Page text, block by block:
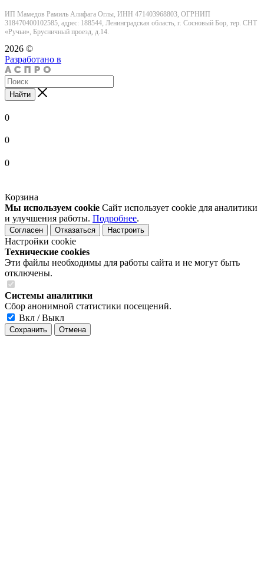
ИП Мамедов Рамиль Алифага Оглы, ИНН 471403968803, ОГРНИП
318470400102585, адрес: 188544, Ленинградская область, г. Сосновый Бор, тер. СНТ
«Ручьи», Брусничный проезд, д.14.
2026 ©
Разработано в
Найти
0
0
0
Корзина
Мы используем cookie Сайт использует cookie для аналитики
и улучшения работы. Подробнее.
Согласен Отказаться Настроить
Настройки cookie
Технические cookies
Эти файлы необходимы для работы сайта и не могут быть
отключены.
Системы аналитики
Сбор анонимной статистики посещений.
Вкл / Выкл
Сохранить Отмена